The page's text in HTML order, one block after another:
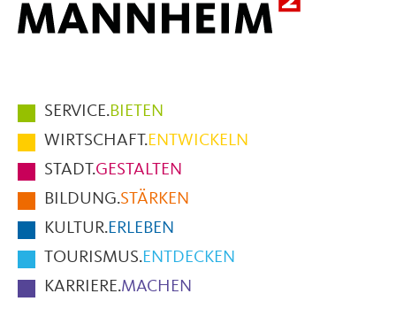
Hauptmenüpunkte
im
Fußbereich
der
Seite
SERVICE.BIETEN
WIRTSCHAFT.ENTWICKELN
STADT.GESTALTEN
BILDUNG.STÄRKEN
KULTUR.ERLEBEN
TOURISMUS.ENTDECKEN
KARRIERE.MACHEN